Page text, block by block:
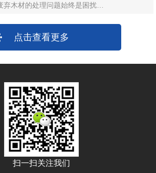
弃木材的处理问题始终是困扰…
点击查看更多
扫一扫关注我们